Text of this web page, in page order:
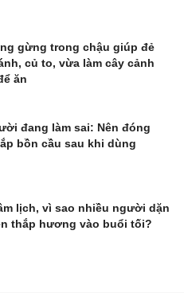
gừng trong chậu giúp đẻ
củ to, vừa làm cây cảnh
ăn
đang làm sai: Nên đóng
bồn cầu sau khi dùng
lịch, vì sao nhiều người dặn
thắp hương vào buổi tối?